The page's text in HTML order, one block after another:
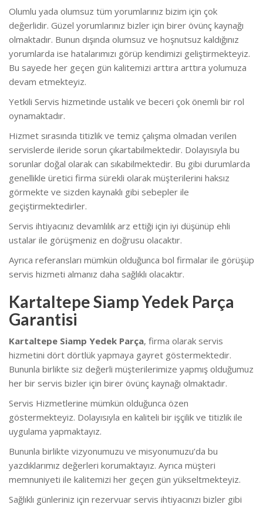
Olumlu yada olumsuz tüm yorumlarınız bizim için çok
değerlidir. Güzel yorumlarınız bizler için birer övünç kaynağı
olmaktadır. Bunun dışında olumsuz ve hoşnutsuz kaldığınız
yorumlarda ise hatalarımızı görüp kendimizi geliştirmekteyiz.
Bu sayede her geçen gün kalitemizi arttıra arttıra yolumuza
devam etmekteyiz.
Yetkili Servis hizmetinde ustalık ve beceri çok önemli bir rol
oynamaktadır.
Hizmet sırasında titizlik ve temiz çalışma olmadan verilen
servislerde ileride sorun çıkartabilmektedir. Dolayısıyla bu
sorunlar doğal olarak can sıkabilmektedir. Bu gibi durumlarda
genellikle üretici firma sürekli olarak müşterilerini haksız
görmekte ve sizden kaynaklı gibi sebepler ile
geçiştirmektedirler.
Servis ihtiyacınız devamlılık arz ettiği için iyi düşünüp ehli
ustalar ile görüşmeniz en doğrusu olacaktır.
Ayrıca referansları mümkün olduğunca bol firmalar ile görüşüp
servis hizmeti almanız daha sağlıklı olacaktır.
Kartaltepe Siamp Yedek Parça
Garantisi
Kartaltepe Siamp Yedek Parça, firma olarak servis
hizmetini dört dörtlük yapmaya gayret göstermektedir.
Bununla birlikte siz değerli müşterilerimize yapmış olduğumuz
her bir servis bizler için birer övünç kaynağı olmaktadır.
Servis Hizmetlerine mümkün olduğunca özen
göstermekteyiz. Dolayısıyla en kaliteli bir işçilik ve titizlik ile
uygulama yapmaktayız.
Bununla birlikte vizyonumuzu ve misyonumuzu’da bu
yazdıklarımız değerleri korumaktayız. Ayrıca müşteri
memnuniyeti ile kalitemizi her geçen gün yükseltmekteyiz.
Sağlıklı günleriniz için rezervuar servis ihtiyacınızı bizler gibi